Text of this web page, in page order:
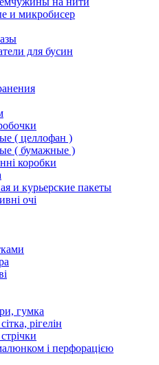
и микробисер
для бусин
( целлофан )
( бумажные )
коробки
и курьерские пакеты
очі
гумка
рігелін
і перфорацією